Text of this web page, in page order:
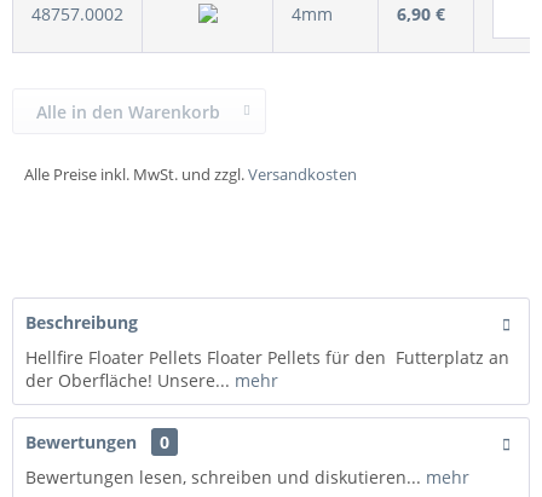
48757.0002 4mm 6,90 €
Alle Preise inkl. MwSt. und zzgl.Versandkosten
Alle in den Warenkorb
Beschreibung
Hellfire Floater Pellets Floater Pellets für den Futterplatz an
der Oberfläche! Unsere... mehr
Bewertungen
0
Bewertungen lesen, schreiben und diskutieren... mehr